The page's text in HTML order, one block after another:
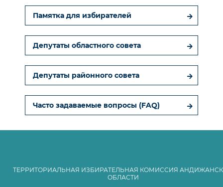
Памятка для избирателей
Депутаты областного совета
Депутаты районного совета
Часто задаваемые вопросы (FAQ)
ТЕРРИТОРИАЛЬНАЯ ИЗБИРАТЕЛЬНАЯ КОМИССИЯ
ОБЛАСТИ